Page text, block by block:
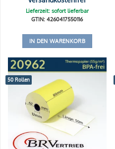
Lieferzeit: sofort lieferbar
GTIN: 4260417550116
IN DEN WARENKORB
50 Rollen